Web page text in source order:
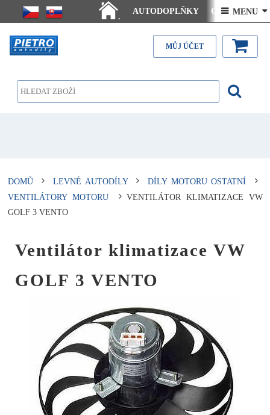
.
AUTODOPLŇKY Ceny doručení
Články - návody Kontakt
 MENU 
MŮJ ÚČET
DOMŮ LEVNÉ AUTODÍLY
DÍLY MOTORU OSTATNÍ
VENTILÁTORY MOTORU
VENTILÁTOR KLIMATIZACE VW
GOLF 3 VENTO
Ventilátor klimatizace VW
GOLF 3 VENTO